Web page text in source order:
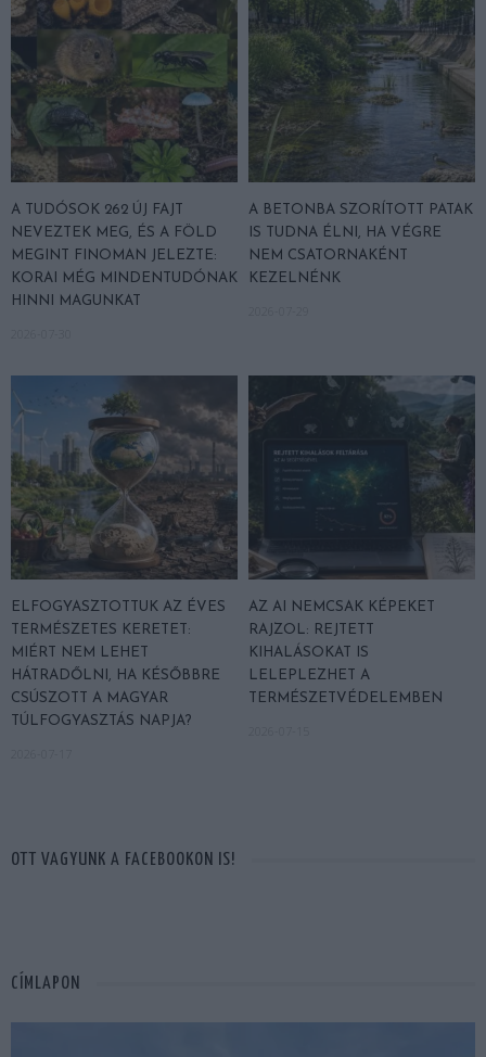
A TUDÓSOK 262 ÚJ FAJT
NEVEZTEK MEG, ÉS A FÖLD
MEGINT FINOMAN JELEZTE:
KORAI MÉG MINDENTUDÓNAK
HINNI MAGUNKAT
A BETONBA SZORÍTOTT PATAK
IS TUDNA ÉLNI, HA VÉGRE
NEM CSATORNAKÉNT
KEZELNÉNK
ELFOGYASZTOTTUK AZ ÉVES
TERMÉSZETES KERETET:
MIÉRT NEM LEHET
HÁTRADŐLNI, HA KÉSŐBBRE
CSÚSZOTT A MAGYAR
TÚLFOGYASZTÁS NAPJA?
AZ AI NEMCSAK KÉPEKET
RAJZOL: REJTETT
KIHALÁSOKAT IS
LELEPLEZHET A
TERMÉSZETVÉDELEMBEN
OTT VAGYUNK A FACEBOOKON IS!
CÍMLAPON